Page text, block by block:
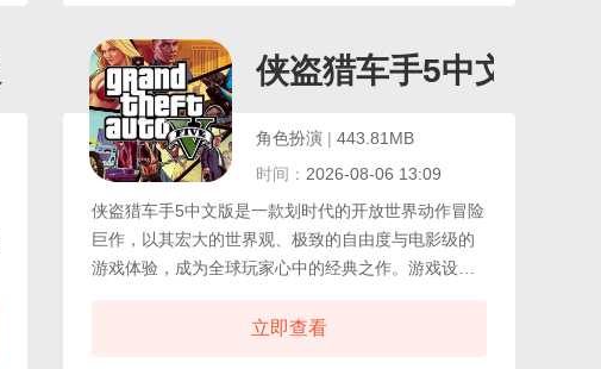
侠盗猎车手5中文版
角色扮演 | 443.81MB
时间： 2026-08-06 13:09
侠盗猎车手5中文版是一款划时代的开放世界动作冒险
巨作，以其宏大的世界观、极致的自由度与电影级的
游戏体验，成为全球玩家心中的经典之作。游戏设定
戏中操控三位性格迥异、背景独特的主角：沉稳老练
立即查看